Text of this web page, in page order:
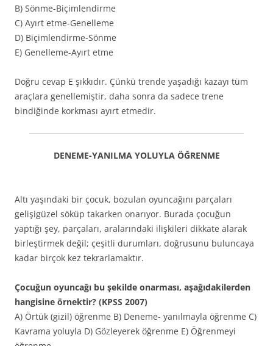
B) Sönme-Biçimlendirme
C) Ayırt etme-Genelleme
D) Biçimlendirme-Sönme
E) Genelleme-Ayırt etme
Doğru cevap E şıkkıdır. Çünkü trende yaşadığı kazayı tüm
araçlara genellemiştir, daha sonra da sadece trene
bindiğinde korkması ayırt etmedir.
DENEME-YANILMA YOLUYLA ÖĞRENME
Altı yaşındaki bir çocuk, bozulan oyuncağını parçaları
gelişigüzel söküp takarken onarıyor. Burada çocuğun
yaptığı şey, parçaları, aralarındaki ilişkileri dikkate alarak
birleştirmek değil; çeşitli durumları, doğrusunu buluncaya
kadar birçok kez tekrarlamaktır.
Çocuğun oyuncağı bu şekilde onarması, aşağıdakilerden
hangisine örnektir? (KPSS 2007)
A) Örtük (gizil) öğrenme B) Deneme- yanılmayla öğrenme C)
Kavrama yoluyla D) Gözleyerek öğrenme E) Öğrenmeyi